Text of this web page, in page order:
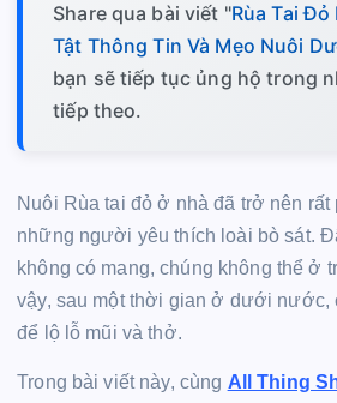
Share qua bài viết "Rùa Tai Đỏ
Tật Thông Tin Và Mẹo Nuôi
bạn sẽ tiếp tục ủng hộ trong
tiếp theo.
Nuôi Rùa tai đỏ ở nhà đã trở nên
những người yêu thích loài bò sát.
không có mang, chúng không thể ở
vậy, sau một thời gian ở dưới nước,
để lộ lỗ mũi và thở.
Trong bài viết này, cùng All Thing